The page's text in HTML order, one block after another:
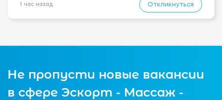
1 час назад Откликнуться
Не пропусти новые вакансии
в сфере Эскорт - Массаж -